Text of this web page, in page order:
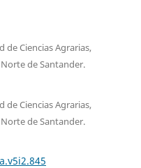
de Ciencias Agrarias,
de Santander.
de Ciencias Agrarias,
de Santander.